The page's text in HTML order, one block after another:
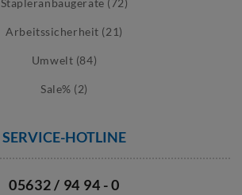
Stapleranbaugeräte (72)
Arbeitssicherheit (21)
Umwelt (84)
Sale% (2)
SERVICE-HOTLINE
05632 / 94 94 - 0